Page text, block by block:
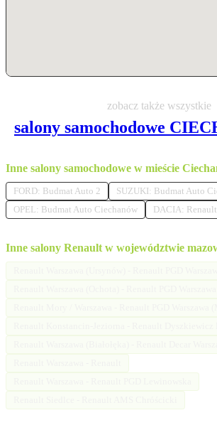
zobacz także wszystkie
salony samochodowe
Inne salony samochodowe w mieście
FORD: Budmat Auto 2
SUZUKI: Budmat Auto
OPEL: Budmat Auto Ciechanów
DACIA:
Inne salony Renault w województwie